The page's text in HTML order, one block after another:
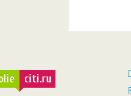
citi.ru